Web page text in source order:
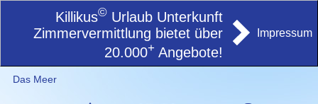
Killikus© Urlaub Unterkunft
Zimmervermittlung bietet über
20.000+ Angebote!
Impressum
Das Meer